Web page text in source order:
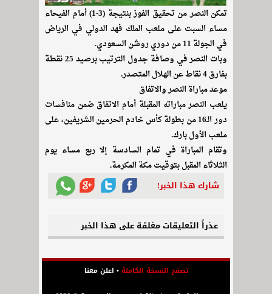
تمكن النصر من تحقيق الفوز بنتيجة (3-1) أمام الفيحاء
مساء السبت على ملعب الملك فهد الدولي في الرياض
في الجولة 11 من دوري روشن السعودي.
وبات النصر في وصافة جدول الترتيب برصيد 25 نقطة
بفارق 4 نقاط عن الهلال المتصدر.
موعد مباراة النصر والاتفاق
يلعب النصر مباراته المقبلة أمام الاتفاق ضمن منافسات
دور الـ16 من بطولة كأس خادم الحرمين الشريفين، على
ملعب الأول بارك.
وتقام المباراة في تمام السادسة إلا ربع مساء يوم
الثلاثاء المقبل بتوقيت مكة المكرمة.
شارك هذا الخبر!
عذراً التعليقات مغلقة على هذا الخبر
تصفح النسخة الكاملة• اعلن معنا